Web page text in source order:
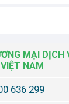
MẠI DỊCH
VIỆT NAM
636 299